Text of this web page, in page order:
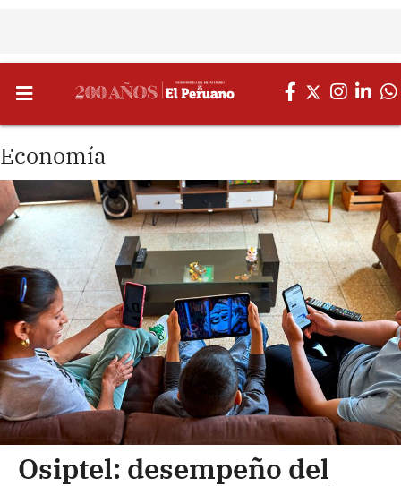
Economía
Osiptel: desempeño del